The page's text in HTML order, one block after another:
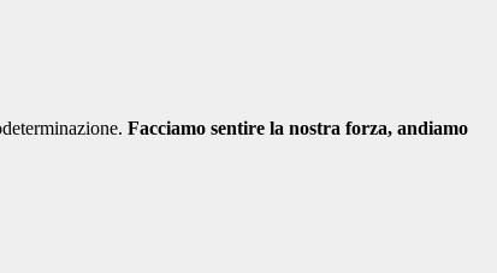
Facciamo sentire la nostra forza, andiamo